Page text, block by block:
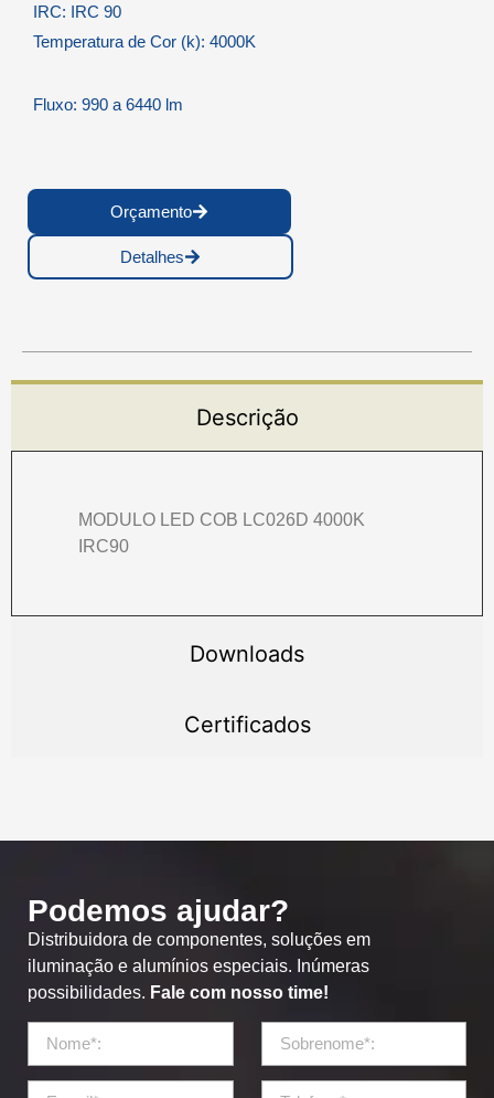
IRC: IRC 90
Temperatura de Cor (k): 4000K
Fluxo: 990 a 6440 lm
Orçamento
Detalhes
Descrição
Downloads
Certificados
MODULO LED COB LC026D 4000K
IRC90
Podemos ajudar?
Distribuidora de componentes, soluções em
iluminação e alumínios especiais. Inúmeras
possibilidades. Fale com nosso time!